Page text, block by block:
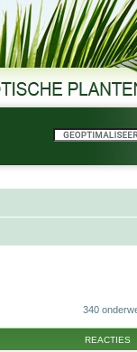
340
REACTIES